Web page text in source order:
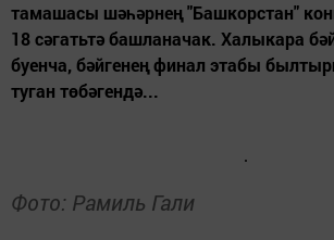
тамашасы шәһәрнең "Башкорстан"
18 сәгатьтә башланачак. Халыкара
буенча, бәйгенең финал этабы
туган төбәгендә...
Фото: Рамиль Гали